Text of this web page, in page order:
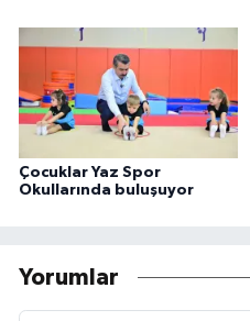
Çocuklar Yaz Spor
Okullarında buluşuyor
Yorumlar